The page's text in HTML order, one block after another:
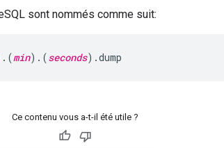
sont nommés comme suit:
min).(seconds).dump
Ce contenu vous a-t-il été utile ?